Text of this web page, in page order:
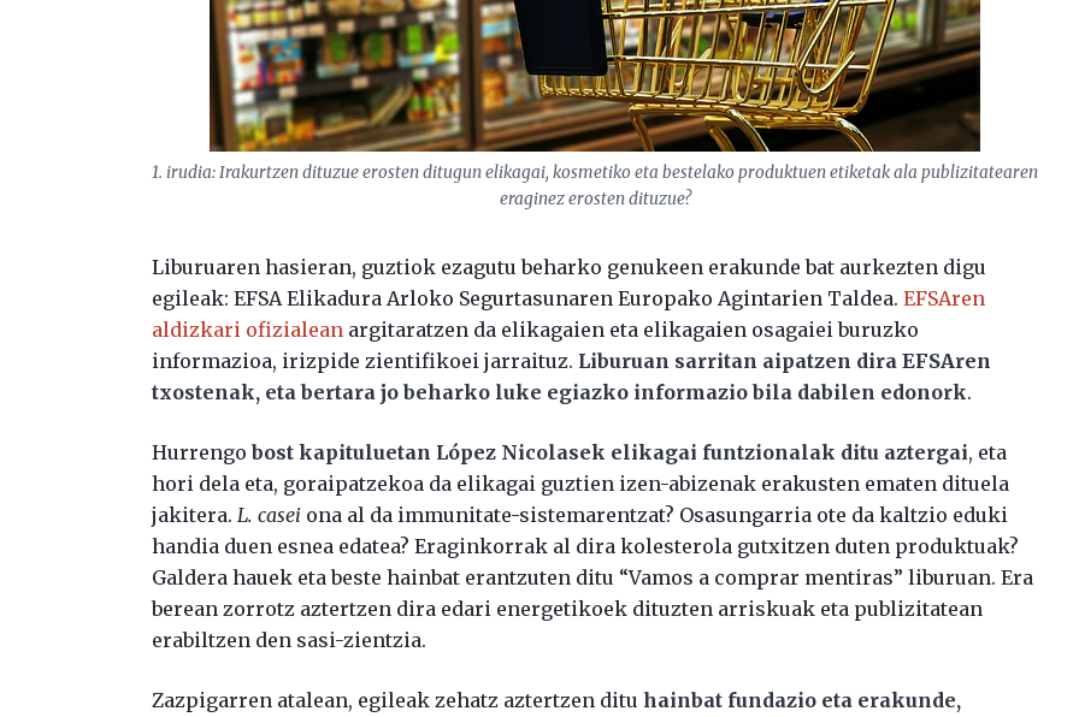
1. irudia: Irakurtzen dituzue erosten ditugun elikagai, kosmetiko eta bestelako produktuen etiketak ala publizitatearen
eraginez erosten dituzue?
Liburuaren hasieran, guztiok ezagutu beharko genukeen erakunde bat aurkezten digu
egileak: EFSA Elikadura Arloko Segurtasunaren Europako Agintarien Taldea.EFSAren
aldizkari ofizialean argitaratzen da elikagaien eta elikagaien osagaiei buruzko
informazioa, irizpide zientifikoei jarraituz. Liburuan sarritan aipatzen dira EFSAren
txostenak, eta bertara jo beharko luke egiazko informazio bila dabilen edonork.
Hurrengobost kapituluetan López Nicolasek elikagai funtzionalak ditu aztergai, eta
hori dela eta, goraipatzekoa da elikagai guztien izen-abizenak erakusten ematen dituela
jakitera.L. casei ona al da immunitate-sistemarentzat? Osasungarria ote da kaltzio eduki
handia duen esnea edatea? Eraginkorrak al dira kolesterola gutxitzen duten produktuak?
Galdera hauek eta beste hainbat erantzuten ditu “Vamos a comprar mentiras” liburuan. Era
berean zorrotz aztertzen dira edari energetikoek dituzten arriskuak eta publizitatean
erabiltzen den sasi-zientzia.
Zazpigarren atalean, egileak zehatz aztertzen dituhainbat fundazio eta erakunde,